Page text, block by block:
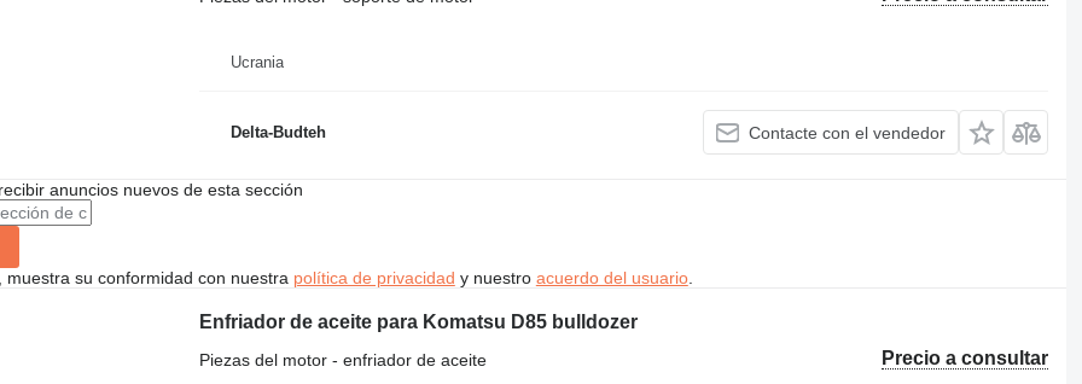
Ucrania
Delta-Budteh Contacte con el vendedor
anuncios nuevos de esta sección
muestra su conformidad con nuestra política de privacidad y nuestro acuerdo del usuario.
Enfriador de aceite para Komatsu D85 bulldozer
Precio a consultar
Piezas del motor - enfriador de aceite